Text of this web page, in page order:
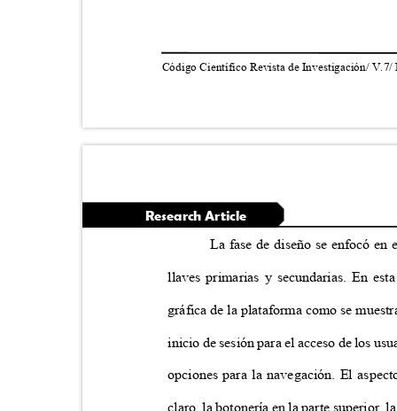
Código Científico Revista de Investigación/
Research Article
La fase de diseño se enfocó
llaves primarias y secundarias. En
gráfica de la plataforma como se
inicio de sesión para el acceso de los
opciones para la navegación. El
claro, la botonería en la parte superior,